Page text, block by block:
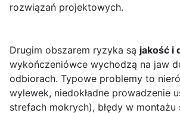
rozwiązań projektowych.
Drugim obszarem ryzyka są jakość i
wykończeniówce wychodzą na jaw
odbiorach. Typowe problemy to
wylewek, niedokładne prowadzenie
strefach mokrych), błędy w montażu